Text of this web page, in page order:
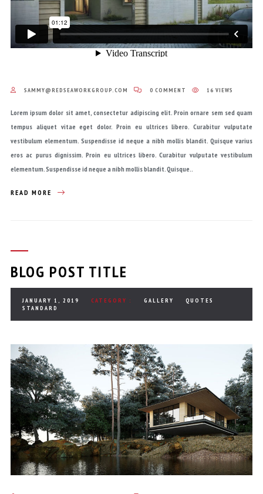
SAMMY@REDSEAWORKGROUP.COM 0 COMMENT 16 VIEWS
Lorem ipsum dolor sit amet, consectetur adipiscing elit. Proin ornare sem sed quam
tempus aliquet vitae eget dolor. Proin eu ultrices libero. Curabitur vulputate
vestibulum elementum. Suspendisse id neque a nibh mollis blandit. Quisque varius
eros ac purus dignissim. Proin eu ultrices libero. Curabitur vulputate vestibulum
elementum. Suspendisse id neque a nibh mollis blandit. Quisque..
READ MORE
BLOG POST TITLE
JANUARY 1, 2019 CATEGORY : GALLERY
QUOTES
STANDARD